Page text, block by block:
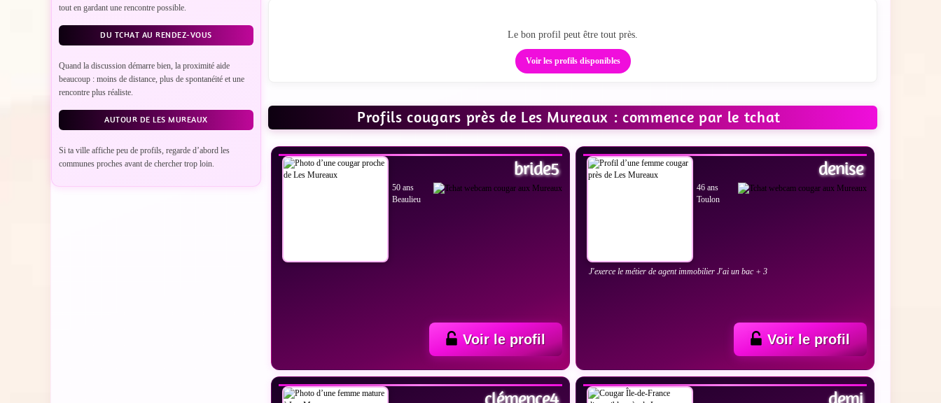
tout en gardant une rencontre possible.
DU TCHAT AU RENDEZ-VOUS
Quand la discussion démarre bien, la proximité aide
beaucoup : moins de distance, plus de spontanéité et une
rencontre plus réaliste.
AUTOUR DE LES MUREAUX
Si ta ville affiche peu de profils, regarde d’abord les
communes proches avant de chercher trop loin.
Le bon profil peut être tout près.
Voir les profils disponibles
Profils cougars près de Les Mureaux : commence par le tchat
VOIR LES PHOTOS
bride5
50 ans
Beaulieu
Voir le profil
VOIR LES PHOTOS
denise
46 ans
Toulon
J'exerce le métier de agent immobilier J'ai un bac + 3
Voir le profil
VOIR LES PHOTOS